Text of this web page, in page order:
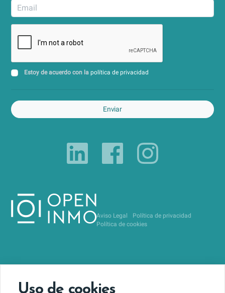
Estoy de acuerdo con lapolítica de privacidad
Enviar
Aviso Legal
Política de privacidad
Política de cookies
Uso de cookies